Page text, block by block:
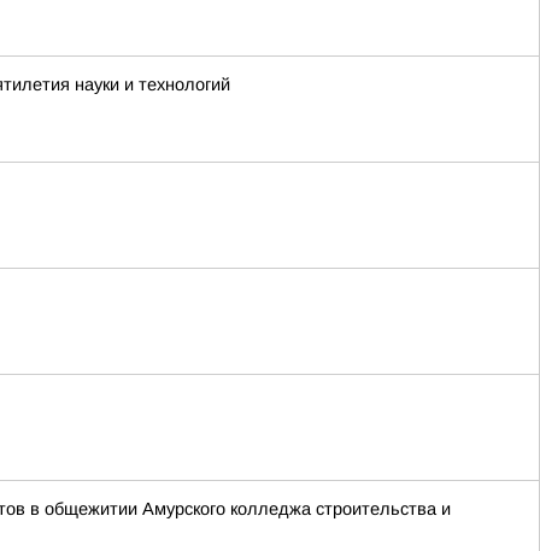
науки и технологий
в общежитии Амурского колледжа строительства и